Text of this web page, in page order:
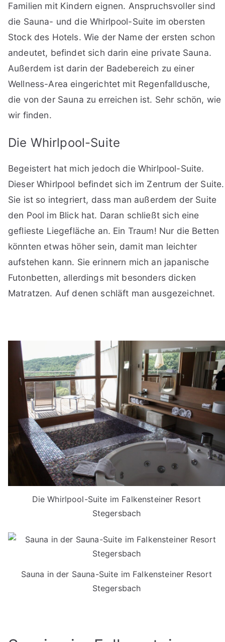
Familien mit Kindern eignen. Anspruchsvoller sind
die Sauna- und die Whirlpool-Suite im obersten
Stock des Hotels. Wie der Name der ersten schon
andeutet, befindet sich darin eine private Sauna.
Außerdem ist darin der Badebereich zu einer
Wellness-Area eingerichtet mit Regenfalldusche,
die von der Sauna zu erreichen ist. Sehr schön, wie
wir finden.
Die Whirlpool-Suite
Begeistert hat mich jedoch die Whirlpool-Suite.
Dieser Whirlpool befindet sich im Zentrum der Suite.
Sie ist so integriert, dass man außerdem der Suite
den Pool im Blick hat. Daran schließt sich eine
geflieste Liegefläche an. Ein Traum! Nur die Betten
könnten etwas höher sein, damit man leichter
aufstehen kann. Sie erinnern mich an japanische
Futonbetten, allerdings mit besonders dicken
Matratzen. Auf denen schläft man ausgezeichnet.
Die Whirlpool-Suite im Falkensteiner Resort
Stegersbach
Sauna in der Sauna-Suite im Falkensteiner Resort
Stegersbach